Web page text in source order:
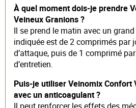
À quel moment dois-je prendre
Veineux Granions ?
Il se prend le matin avec un grand
indiquée est de 2 comprimés par
d’attaque, puis de 1 comprimé
d’entretien.
Puis-je utiliser Veinomix Confort
avec un anticoagulant ?